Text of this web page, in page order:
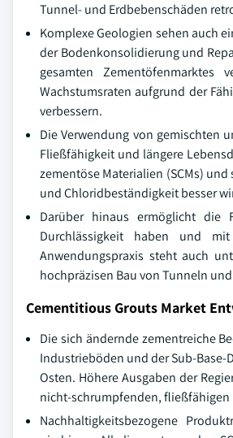
Tunnel- und Erdbebenschäden
Komplexe Geologien sehen auch
der Bodenkonsolidierung und
gesamten Zementöfenmarktes
Wachstumsraten aufgrund der
verbessern.
Die Verwendung von gemischten
Fließfähigkeit und längere
zementöse Materialien (SCMs)
und Chloridbeständigkeit besser
Darüber hinaus ermöglicht die
Durchlässigkeit haben und
Anwendungspraxis steht auch
hochpräzisen Bau von Tunneln
Cementitious Grouts Market
Die sich ändernde zementreiche
Industrieböden und der Sub-Base-
Osten. Höhere Ausgaben der
nicht-schrumpfenden, fließfähigen
Nachhaltigkeitsbezogene